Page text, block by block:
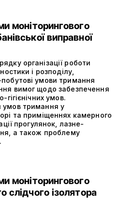
моніторингового
виправної
організації роботи
і розподілу,
умови тримання
вимог щодо забезпечення
гігієнічних умов.
умов тримання у
та приміщеннях камерного
прогулянок, лазне-
а також проблему
моніторингового
слідчого ізолятора